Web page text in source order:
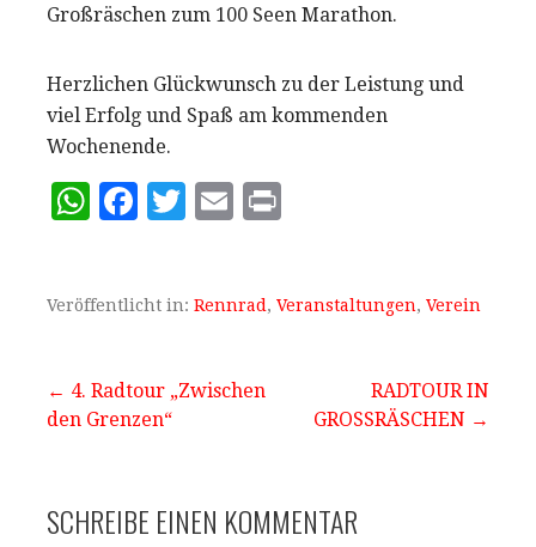
Großräschen zum 100 Seen Marathon.
Herzlichen Glückwunsch zu der Leistung und
viel Erfolg und Spaß am kommenden
Wochenende.
W
s
p
p
F
e
o
o
T
te
E
l
t
Veröffentlicht in: Rennrad , Veranstaltungen, Verein
Beitragsnavigation
← 4. Radtour „Zwischen
den Grenzen“
RADTOUR IN
GROSSRÄSCHEN →
SCHREIBE EINEN KOMMENTAR